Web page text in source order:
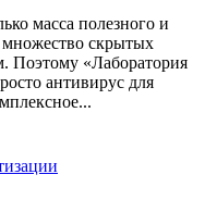
масса полезного и
множество скрытых
Поэтому «Лаборатория
антивирус для